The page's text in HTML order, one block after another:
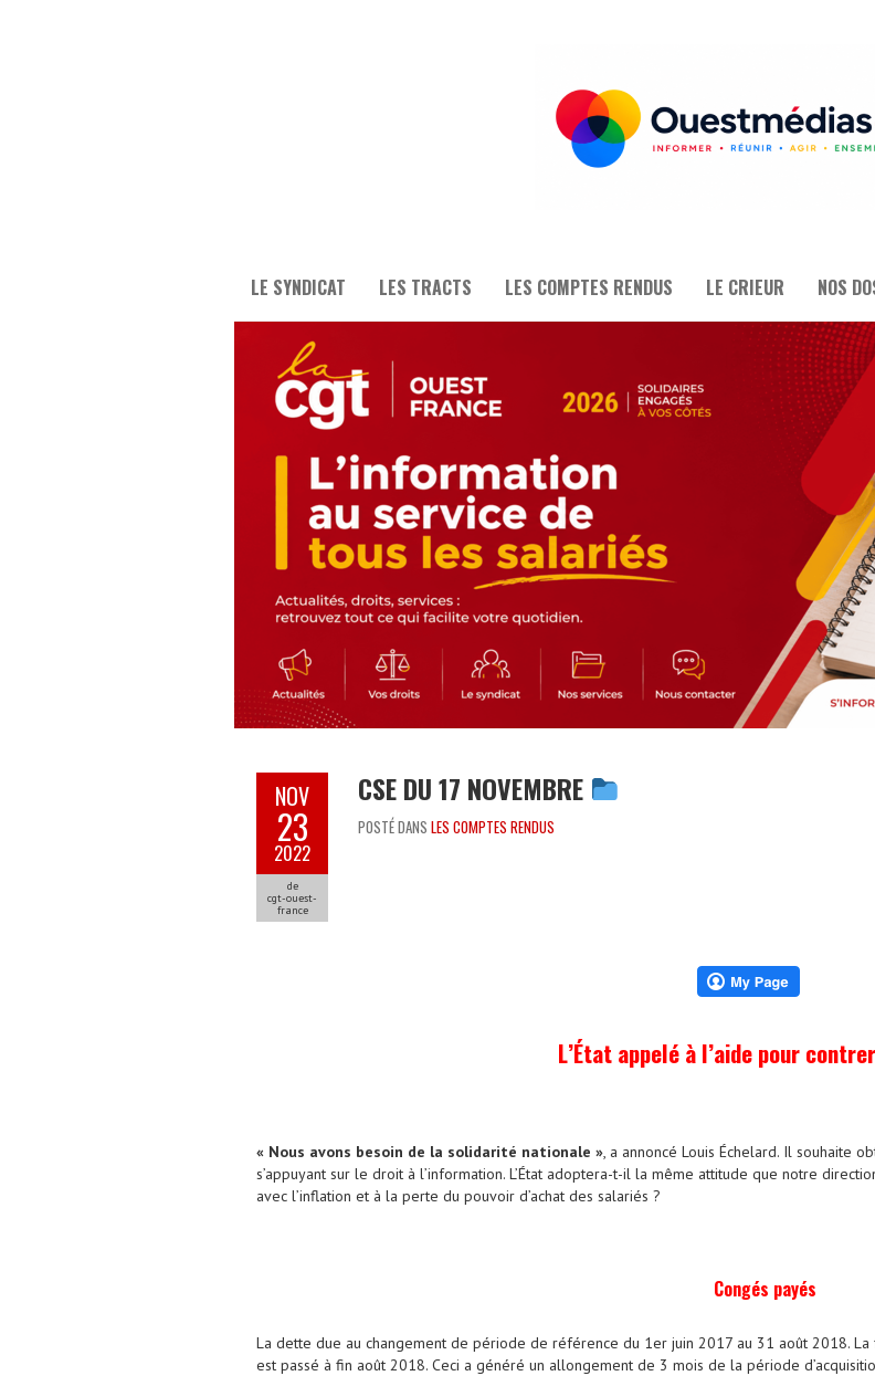
LE SYNDICAT LES TRACTS LES COMPTES RENDUS LE CRIEUR NOS
NOV
23
2022
de
cgt-ouest-
france
CSE DU 17 NOVEMBRE
POSTÉ DANS LES COMPTES RENDUS
L’État appelé à l’aide pour
« Nous avons besoin de la solidarité nationale », a annoncé Louis Échelard. Il souhaite
s’appuyant sur le droit à l’information. L’État adoptera-t-il la même attitude que notre
avec l’inflation et à la perte du pouvoir d’achat des salariés ?
Congés payés
La dette due au changement de période de référence du 1er juin 2017 au 31 août 2018. La
est passé à fin août 2018. Ceci a généré un allongement de 3 mois de la période